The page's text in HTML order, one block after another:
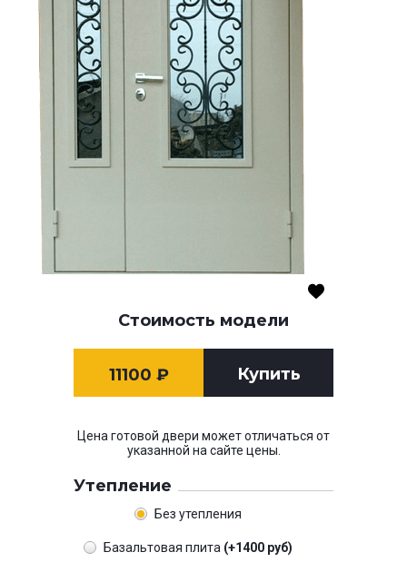
Стоимость модели
11100 ₽ Купить
Цена готовой двери может отличаться от
указанной на сайте цены.
Утепление
Без утепления
Базальтовая плита (+1400 руб)